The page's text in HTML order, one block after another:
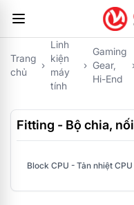
Trang
chủ
›
Linh
kiện
máy
tính
›
Gaming
Gear,
Hi-End
Fitting - Bộ chia,
Block CPU - Tản nhiệt CPU